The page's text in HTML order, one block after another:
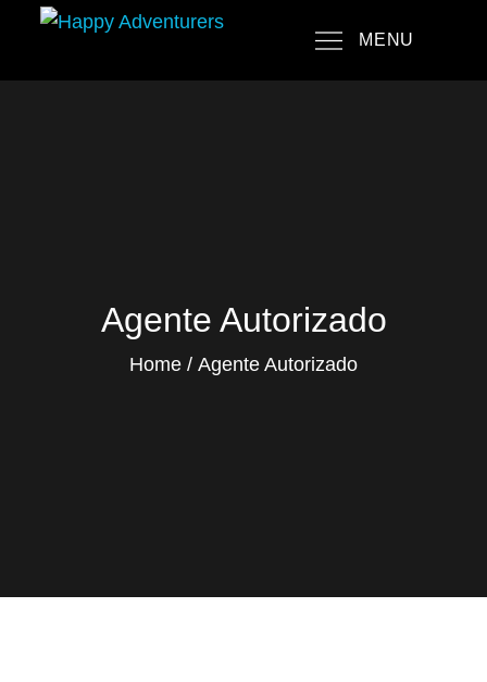
content
MENU
Agente Autorizado
Home Agente Autorizado